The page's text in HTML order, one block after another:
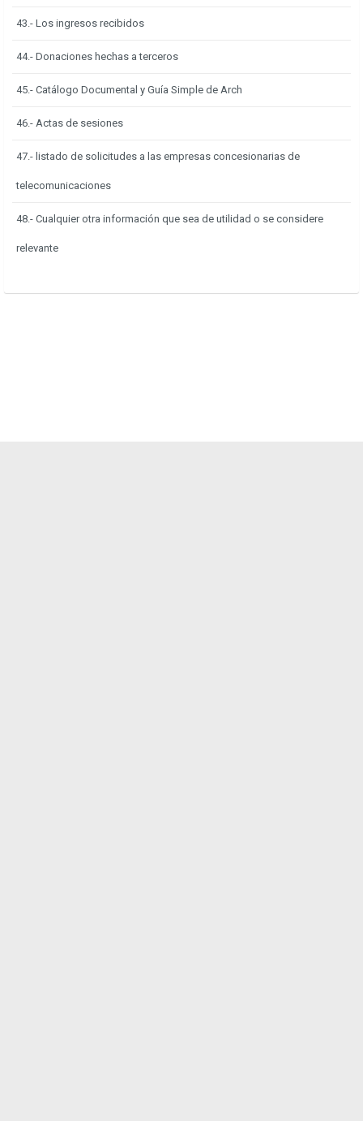
43.- Los ingresos recibidos
44.- Donaciones hechas a terceros
45.- Catálogo Documental y Guía Simple de Arch
46.- Actas de sesiones
47.- listado de solicitudes a las empresas concesionarias de
telecomunicaciones
48.- Cualquier otra información que sea de utilidad o se considere
relevante